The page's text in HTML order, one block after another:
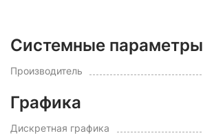
Системные параметры
Производитель
Графика
Дискретная графика